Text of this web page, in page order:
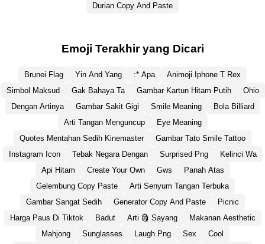
Durian Copy And Paste
Emoji Terakhir yang Dicari
Brunei Flag Yin And Yang :* Apa
Animoji Iphone T Rex
Simbol Maksud
Gak Bahaya Ta Gambar Kartun Hitam Putih
Ohio
Dengan Artinya
Gambar Sakit Gigi Smile Meaning
Bola Billiard
Arti Tangan Menguncup
Eye Meaning
Quotes Mentahan Sedih Kinemaster
Gambar Tato Smile Tattoo
Instagram Icon
Tebak Negara Dengan Surprised Png
Kelinci Wa
Api Hitam
Create Your Own Gws
Panah Atas
Gelembung Copy Paste
Arti Senyum Tangan Terbuka
Gambar Sangat Sedih
Generator Copy And Paste
Picnic
Harga Paus Di Tiktok
Badut Arti 🗿 Sayang
Makanan Aesthetic
Mahjong
Sunglasses Laugh Png Sex
Cool